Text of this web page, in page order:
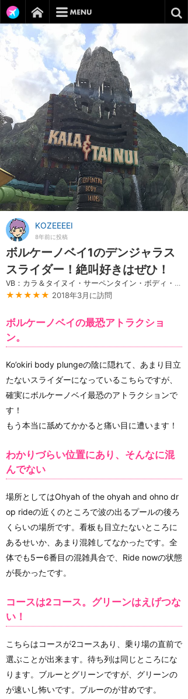
KOZEEEEI
8年前に投稿
ボルケーノベイ1のデンジャラス
スライダー！絶叫好きはぜひ！
VB：カラ＆タイヌイ・サーペンタイン・ボディ・スライド
★★★★★ 2018年3月に訪問
ボルケーノベイの最恐アトラクショ
ン。
Ko’okiri body plungeの陰に隠れて、あまり目立
たないスライダーになっているこちらですが、
確実にボルケーノベイ最恐のアトラクションで
す！
もう本当に舐めてかかると痛い目に遭います！
わかりづらい位置にあり、そんなに混
んでない
場所としてはOhyah of the ohyah and ohno dr
op rideの近くのところで波の出るプールの後ろ
くらいの場所です。看板も目立たないところに
あるせいか、あまり混雑してなかったです。全
体でも5ー6番目の混雑具合で、Ride nowの状態
が長かったです。
コースは2コース。グリーンはえげつな
い！
こちらはコースが2コースあり、乗り場の直前で
選ぶことが出来ます。待ち列は同じところにな
ります。ブルーとグリーンですが、グリーンの
が速いし怖いです。ブルーのが甘めです。